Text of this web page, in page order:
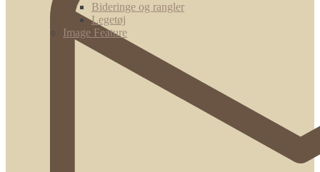
Bideringe og rangler
Legetøj
Image Feature